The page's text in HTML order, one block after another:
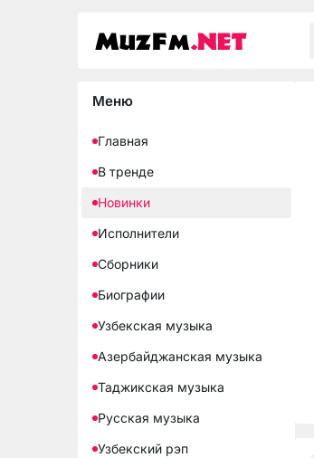
Меню
Главная
В тренде
Новинки
Исполнители
Сборники
Биографии
Узбекская музыка
Азербайджанская музыка
Таджикская музыка
Русская музыка
Узбекский рэп